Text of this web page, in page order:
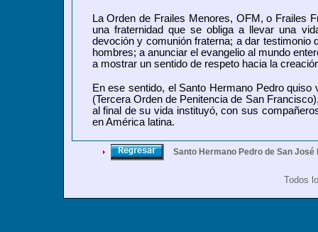
La Orden de Frailes Menores, OFM, o Frailes
una fraternidad que se obliga a llevar una
devoción y comunión fraterna; a dar
hombres; a anunciar el evangelio al mundo
a mostrar un sentido de respeto hacia la
En ese sentido, el Santo Hermano Pedro
(Tercera Orden de Penitencia de San
al final de su vida instituyó, con sus
en América latina.
Santo Hermano Pedro de San José
Todos